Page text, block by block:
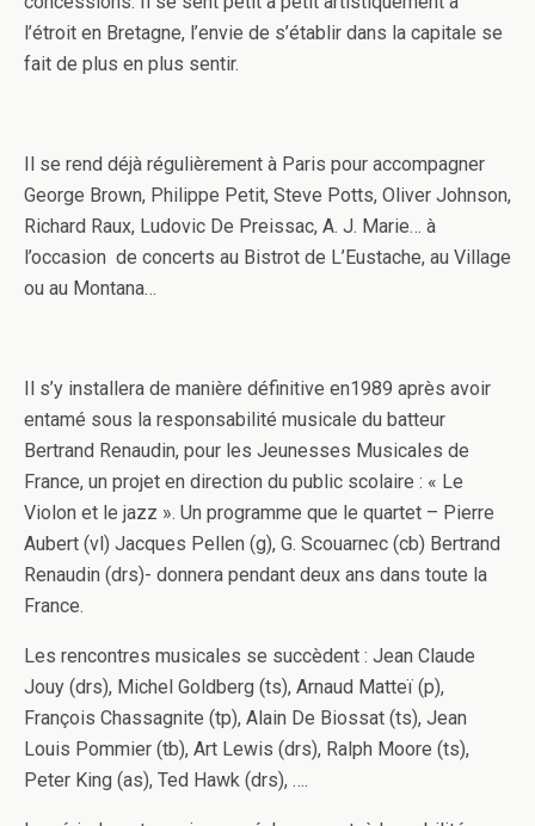
l’étroit en Bretagne, l’envie de s’établir dans la capitale se
fait de plus en plus sentir.
Il se rend déjà régulièrement à Paris pour accompagner
George Brown, Philippe Petit, Steve Potts, Oliver Johnson,
Richard Raux, Ludovic De Preissac, A. J. Marie… à
l’occasion de concerts au Bistrot de L’Eustache, au Village
ou au Montana…
Il s’y installera de manière définitive en1989 après avoir
entamé sous la responsabilité musicale du batteur
Bertrand Renaudin, pour les Jeunesses Musicales de
France, un projet en direction du public scolaire : « Le
Violon et le jazz ». Un programme que le quartet – Pierre
Aubert (vl) Jacques Pellen (g), G. Scouarnec (cb) Bertrand
Renaudin (drs)- donnera pendant deux ans dans toute la
France.
Les rencontres musicales se succèdent : Jean Claude
Jouy (drs), Michel Goldberg (ts), Arnaud Matteï (p),
François Chassagnite (tp), Alain De Biossat (ts), Jean
Louis Pommier (tb), Art Lewis (drs), Ralph Moore (ts),
Peter King (as), Ted Hawk (drs), ….